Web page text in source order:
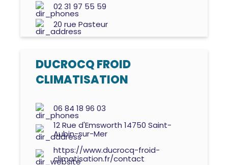
02 31 97 55 59
20 rue Pasteur
DUCROCQ FROID
CLIMATISATION
06 84 18 96 03
12 Rue d'Emsworth 14750 Saint-
Aubin-sur-Mer
https://www.ducrocq-froid-
climatisation.fr/contact